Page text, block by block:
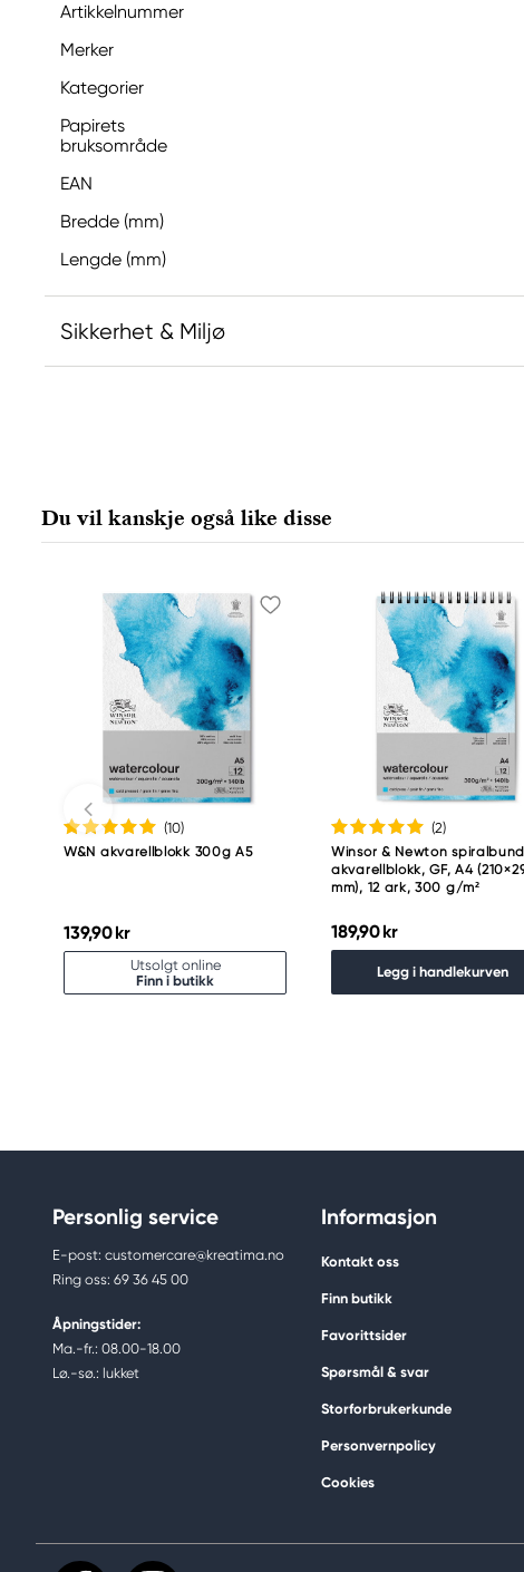
Artikkelnummer
Merker
Kategorier
Papirets
bruksområde
EAN
Bredde (mm)
Lengde (mm)
Sikkerhet & Miljø
61930 Trosa, Sweden
info@colart.se
Du vil kanskje også like disse
(10)
W&N akvarellblokk 300g A5
139,90 kr
Utsolgt online
Finn i butikk
(2)
Winsor & Newton
akvarellblokk, GF, A4
mm), 12 ark, 300 g/m²
189,90 kr
Legg i handlekurven
Personlig service
E-post: customercare@kreatima.no
Ring oss: 69 36 45 00
Åpningstider:
Ma.-fr.: 08.00-18.00
Lø.-sø.: lukket
Informasjon
Kontakt oss
Finn butikk
Favorittsider
Spørsmål & svar
Storforbrukerkunde
Personvernpolicy
Cookies